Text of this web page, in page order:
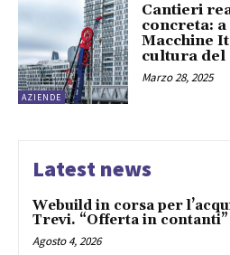
AZIENDE
Cantieri
concreta:
Macchine
cultura del
Marzo 28, 2025
Latest news
Webuild in corsa per
Trevi. “Offerta in contanti”
Agosto 4, 2026